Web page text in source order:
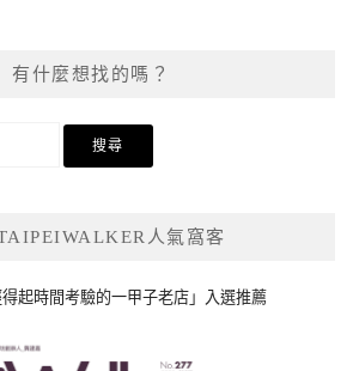
有什麼想找的嗎？
人氣窩客